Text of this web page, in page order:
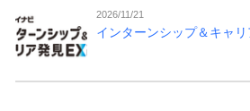
2026/11/21
インターンシップ＆キャ